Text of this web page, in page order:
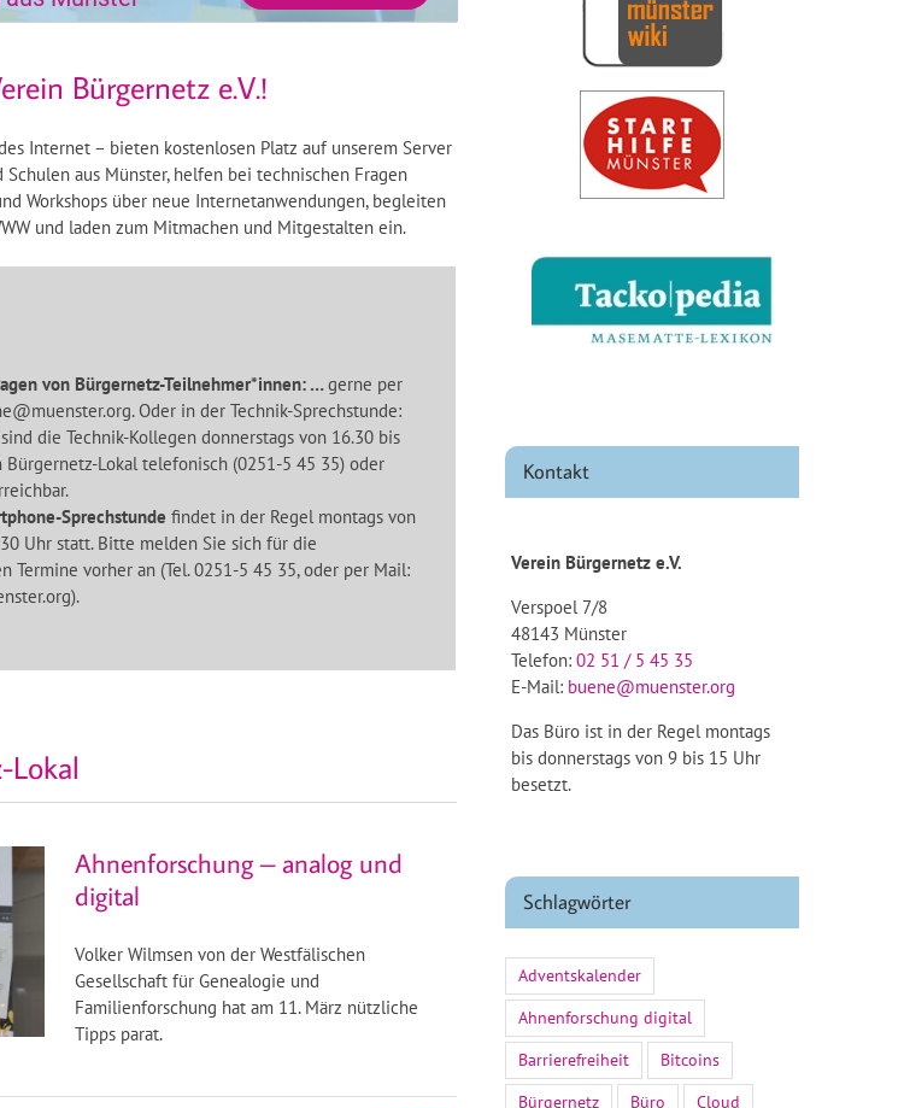
Bürgernetz e.V.!
Internet – bieten kostenlosen Platz auf unserem Server
aus Münster, helfen bei technischen Fragen
Workshops über neue Internetanwendungen, begleiten
und laden zum Mitmachen und Mitgestalten ein.
von Bürgernetz-Teilnehmer*innen: …gerne per
Oder in der Technik-Sprechstunde:
die Technik-Kollegen donnerstags von 16.30 bis
Bürgernetz-Lokal telefonisch (0251-5 45 35) oder
Sprechstunde findet in der Regel montags von
Uhr statt. Bitte melden Sie sich für die
Termine vorher an (Tel. 0251-5 45 35, oder per Mail:
Lokal
Ahnenforschung – analog und
digital
Volker Wilmsen von der Westfälischen
Gesellschaft für Genealogie und
Familienforschung hat am 11. März nützliche
Tipps parat.
Kontakt
Verein Bürgernetz e.V.
Verspoel 7/8
48143 Münster
Telefon:02 51 / 5 45 35
E-Mail: buene@muenster.org
Das Büro ist in der Regel montags
bis donnerstags von 9 bis 15 Uhr
besetzt.
Schlagwörter
Adventskalender
Ahnenforschung digital
Barrierefreiheit
Bitcoins
Bürgernetz
Büro
Cloud